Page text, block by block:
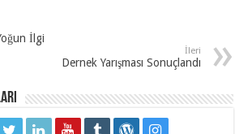
İlgi
İleri
Dernek Yarışması Sonuçlandı